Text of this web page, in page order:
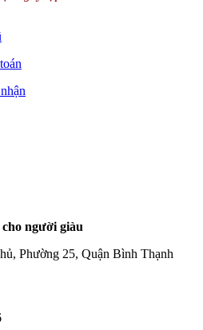
người giàu
Phường 25, Quận Bình Thạnh